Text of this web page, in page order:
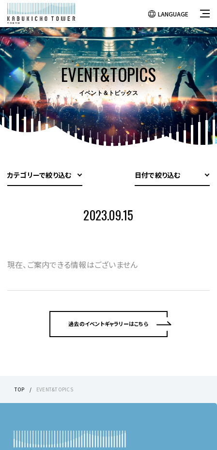
LANGUAGE
EVENT&TOPICS
イベント＆トピックス
カテゴリーで絞り込む 日付で絞り込む
2023.09.15
現在、ご案内できる情報はございません
過去のイベントギャラリーはこちら
TOP EVENT&TOPICS